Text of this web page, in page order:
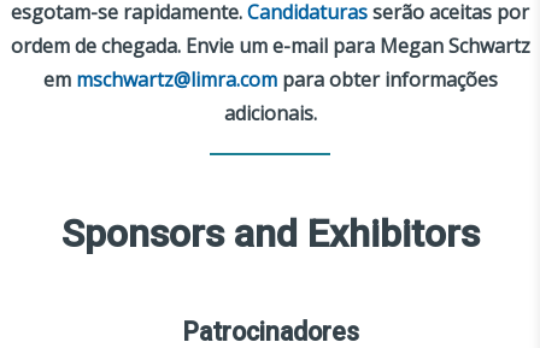
esgotam-se rapidamente.Candidaturasserão aceitas por
ordem de chegada. Envie um e-mail para Megan Schwartz
em mschwartz@limra.compara obter informações
adicionais.
Sponsors and Exhibitors
Patrocinadores